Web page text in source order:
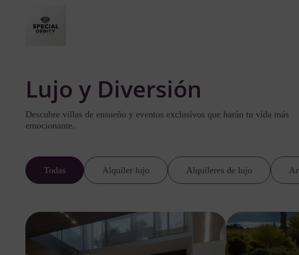
Lujo y Diversión
Descubre villas de ensueño y eventos exclusivos que harán tu vida más
emocionante.
Todas Alquiler lujo Alquileres de lujo